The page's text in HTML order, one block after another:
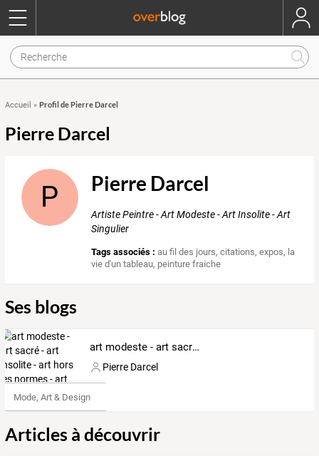
Accueil » Profil de Pierre Darcel
Pierre Darcel
P Pierre Darcel
Artiste Peintre - Art Modeste - Art Insolite - Art
Singulier
Tags associés : au fil des jours,citations,expos, la
vie d'un tableau, peinture fraiche
Ses blogs
art modeste - art sacré - art insolite - art hors les normes - art singulier - pierre darcel
Pierre Darcel
Mode, Art & Design
Articles à découvrir